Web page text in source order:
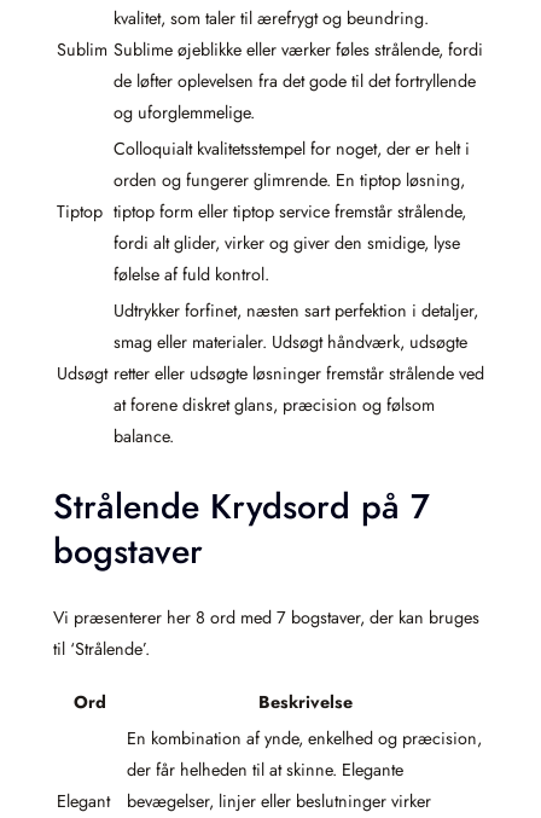
Sublim
kvalitet, som taler til ærefrygt og beundring.
Sublime øjeblikke eller værker føles strålende, fordi
de løfter oplevelsen fra det gode til det fortryllende
og uforglemmelige.
Tiptop
Colloquialt kvalitetsstempel for noget, der er helt i
orden og fungerer glimrende. En tiptop løsning,
tiptop form eller tiptop service fremstår strålende,
fordi alt glider, virker og giver den smidige, lyse
følelse af fuld kontrol.
Udsøgt
Udtrykker forfinet, næsten sart perfektion i detaljer,
smag eller materialer. Udsøgt håndværk, udsøgte
retter eller udsøgte løsninger fremstår strålende ved
at forene diskret glans, præcision og følsom
balance.
Strålende Krydsord på 7
bogstaver
Vi præsenterer her 8 ord med 7 bogstaver, der kan bruges
til ‘Strålende’.
Ord Beskrivelse
Elegant
En kombination af ynde, enkelhed og præcision,
der får helheden til at skinne. Elegante
bevægelser, linjer eller beslutninger virker